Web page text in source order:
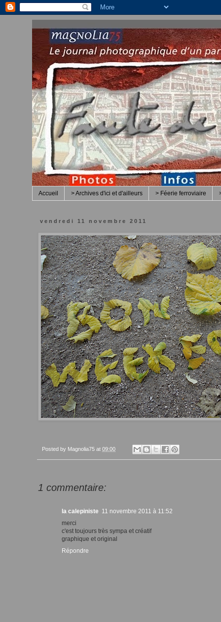
Accueil > Archives d'ici et d'ailleurs > Féerie ferroviaire
vendredi 11 novembre 2011
Posted by Magnolia75 at 09:00
1 commentaire:
la calepiniste 11 novembre 2011 à 11:52
merci
c'est toujours très sympa et créatif
graphique et original
Répondre